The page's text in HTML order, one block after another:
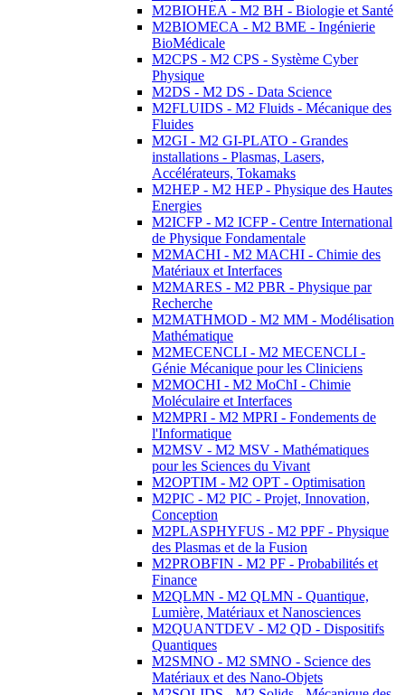
M2BIOHEA - M2 BH - Biologie et Santé
M2BIOMECA - M2 BME - Ingénierie
BioMédicale
M2CPS - M2 CPS - Système Cyber
Physique
M2DS - M2 DS - Data Science
M2FLUIDS - M2 Fluids - Mécanique des
Fluides
M2GI - M2 GI-PLATO - Grandes
installations - Plasmas, Lasers,
Accélérateurs, Tokamaks
M2HEP - M2 HEP - Physique des Hautes
Energies
M2ICFP - M2 ICFP - Centre International
de Physique Fondamentale
M2MACHI - M2 MACHI - Chimie des
Matériaux et Interfaces
M2MARES - M2 PBR - Physique par
Recherche
M2MATHMOD - M2 MM - Modélisation
Mathématique
M2MECENCLI - M2 MECENCLI -
Génie Mécanique pour les Cliniciens
M2MOCHI - M2 MoChI - Chimie
Moléculaire et Interfaces
M2MPRI - M2 MPRI - Fondements de
l'Informatique
M2MSV - M2 MSV - Mathématiques
pour les Sciences du Vivant
M2OPTIM - M2 OPT - Optimisation
M2PIC - M2 PIC - Projet, Innovation,
Conception
M2PLASPHYFUS - M2 PPF - Physique
des Plasmas et de la Fusion
M2PROBFIN - M2 PF - Probabilités et
Finance
M2QLMN - M2 QLMN - Quantique,
Lumière, Matériaux et Nanosciences
M2QUANTDEV - M2 QD - Dispositifs
Quantiques
M2SMNO - M2 SMNO - Science des
Matériaux et des Nano-Objets